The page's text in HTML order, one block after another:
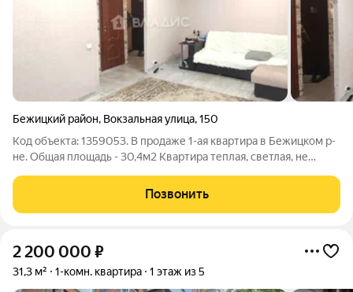
Бежицкий район, Вокзальная улица,150
Код объекта: 1359053. В продаже 1-ая квартира в Бежицком р-
не. Общая площадь - 30,4м2 Квартира теплая, светлая, не
В комнате и на кухне натяжной потолок. Поменяны трубы и
установлены счётчики
Позвонить
2 200 000 ₽
31,3 м² 1-комн. квартира 1 этаж из 5